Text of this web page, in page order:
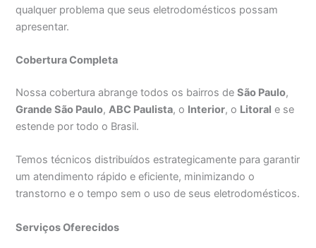
qualquer problema que seus eletrodomésticos possam
apresentar.
Cobertura Completa
Nossa cobertura abrange todos os bairros deSão Paulo,
Grande São Paulo,ABC Paulista, o Interior, o Litoral e se
estende por todo o Brasil.
Temos técnicos distribuídos estrategicamente para garantir
um atendimento rápido e eficiente, minimizando o
transtorno e o tempo sem o uso de seus eletrodomésticos.
Serviços Oferecidos